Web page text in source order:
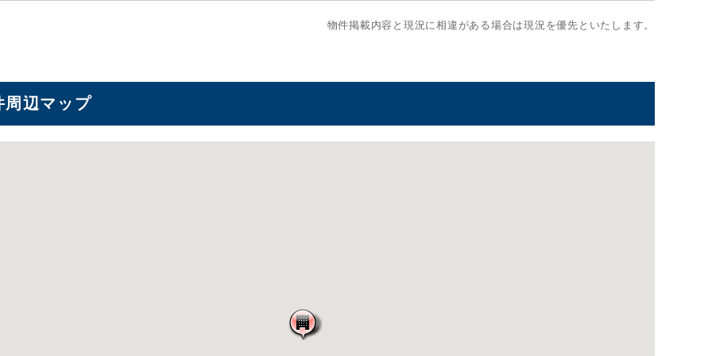
物件掲載内容と現況に相違がある場合は現況を優先といたします。
周辺マップ